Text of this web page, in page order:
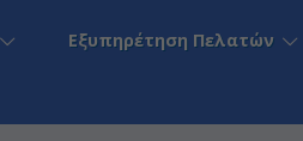
Εξυπηρέτηση Πελατών